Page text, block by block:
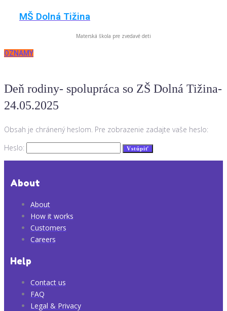
MŠ Dolná Tižina
Materská škola pre zvedavé deti
OZNAMY
Deň rodiny- spolupráca so ZŠ Dolná Tižina-
24.05.2025
Obsah je chránený heslom. Pre zobrazenie zadajte vaše heslo:
Heslo:
About
About
How it works
Customers
Careers
Help
Contact us
FAQ
Legal & Privacy